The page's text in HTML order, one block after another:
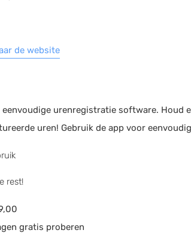
de website
eenvoudige urenregistratie software. Houd
uren! Gebruik de app voor
rest!
gratis proberen